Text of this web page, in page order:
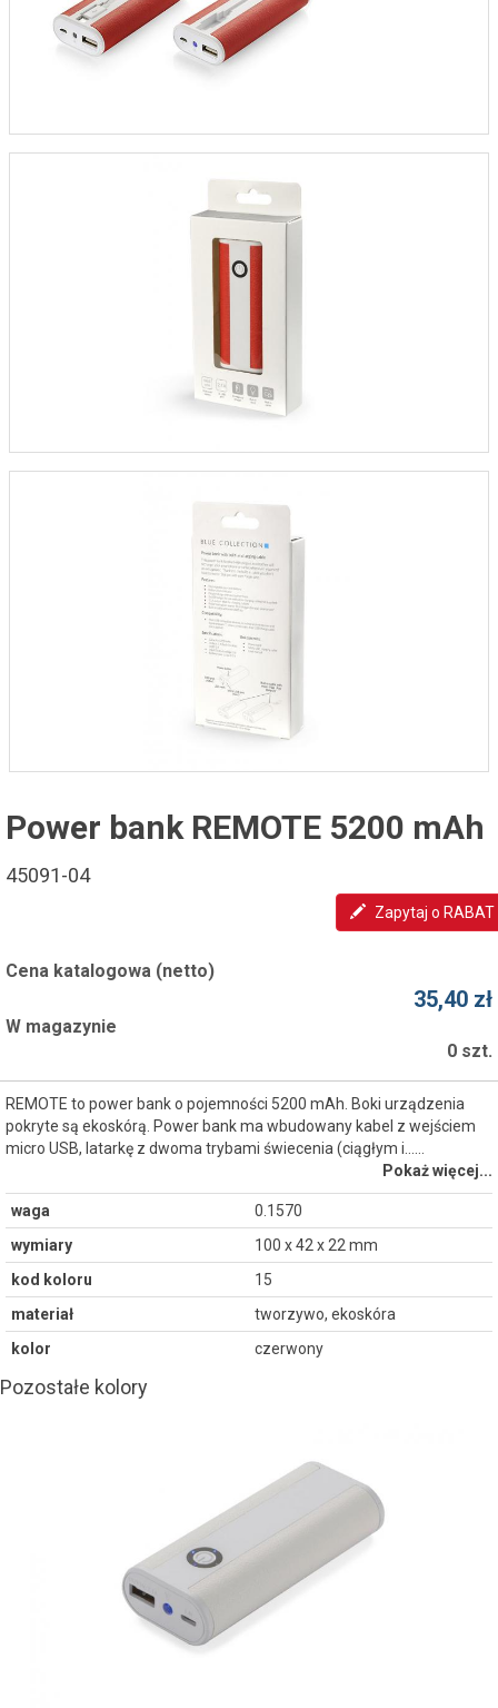
Power bank REMOTE 5200 mAh
45091-04
Zapytaj o RABAT
Cena katalogowa (netto)
35,40 zł
W magazynie
0 szt.
REMOTE to power bank o pojemności 5200 mAh. Boki urządzenia
pokryte są ekoskórą. Power bank ma wbudowany kabel z wejściem
micro USB, latarkę z dwoma trybami świecenia (ciągłym i...…
Pokaż więcej...
waga
0.1570
wymiary
100 x 42 x 22 mm
kod koloru
15
materiał
tworzywo, ekoskóra
kolor
czerwony
Pozostałe kolory